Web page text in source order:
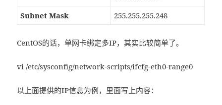
Subnet Mask
255.255.255.248
CentOS的话，单网卡绑定多IP，其实比较简单了。
vi /etc/sysconfig/network-scripts/ifcfg-eth0-range0
以上面提供的IP信息为例，里面写上内容：